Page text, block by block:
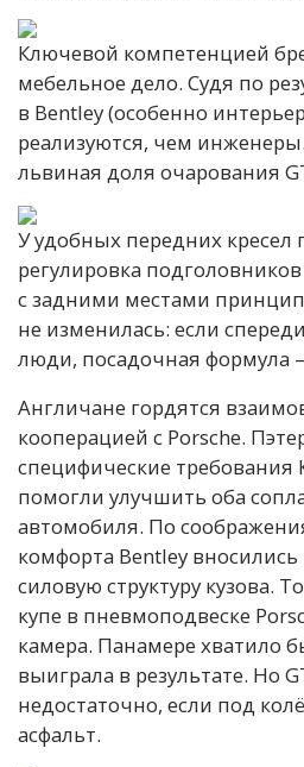
Ключевой компетенцией
мебельное дело. Судя по
в Bentley (особенно
реализуются, чем
львиная доля очарования
У удобных передних кресел
регулировка
с задними местами
не изменилась: если
люди, посадочная формула
Англичане гордятся
кооперацией с Porsche.
специфические требования
помогли улучшить оба
автомобиля. По
комфорта Bentley
силовую структуру кузова.
купе в пневмоподвеске
камера. Панамере хватило
выиграла в результате. Но
недостаточно, если под
асфальт.